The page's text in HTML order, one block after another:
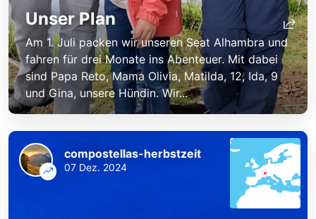
Unser Plan
Am 1. Juli packen wir unseren Seat Alhambra und
fahren für drei Monate ins Abenteuer. Mit dabei
sind Papa Reto, Mama Olivia, Matilda, 12, Ida, 9
und Gina, unsere Hündin. Wir...
compostellas-herbstzeit
07 Dez. 2024